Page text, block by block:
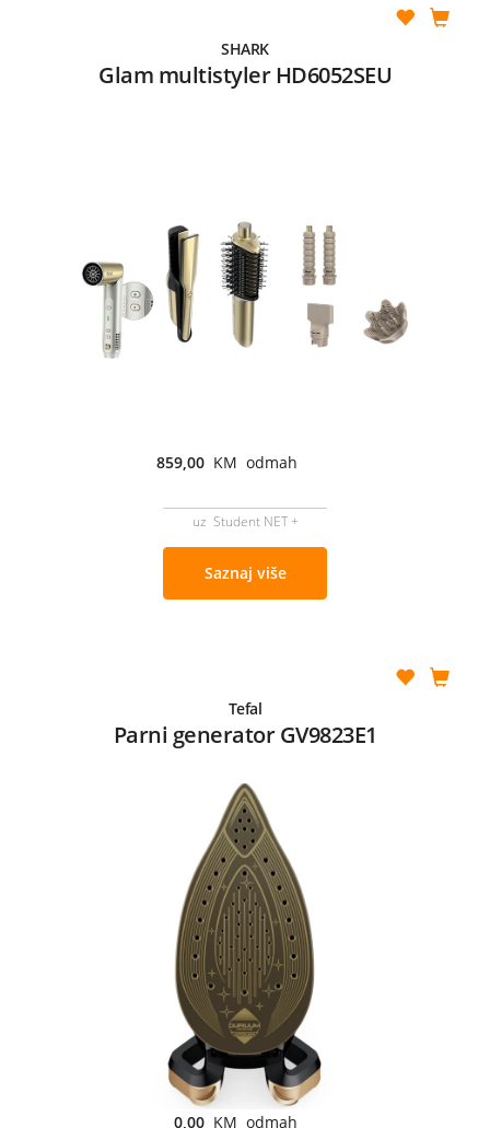
SHARK
Glam multistyler HD6052SEU
859,00 KM odmah
uz Student NET +
Saznaj više
Tefal
Parni generator GV9823E1
0,00 KM odmah